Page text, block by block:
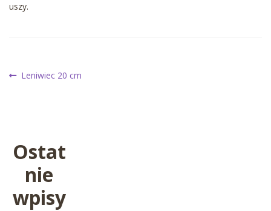
uszy.
Nawigacja
Poprzedni
Leniwiec 20 cm
Ostat
nie
wpisy